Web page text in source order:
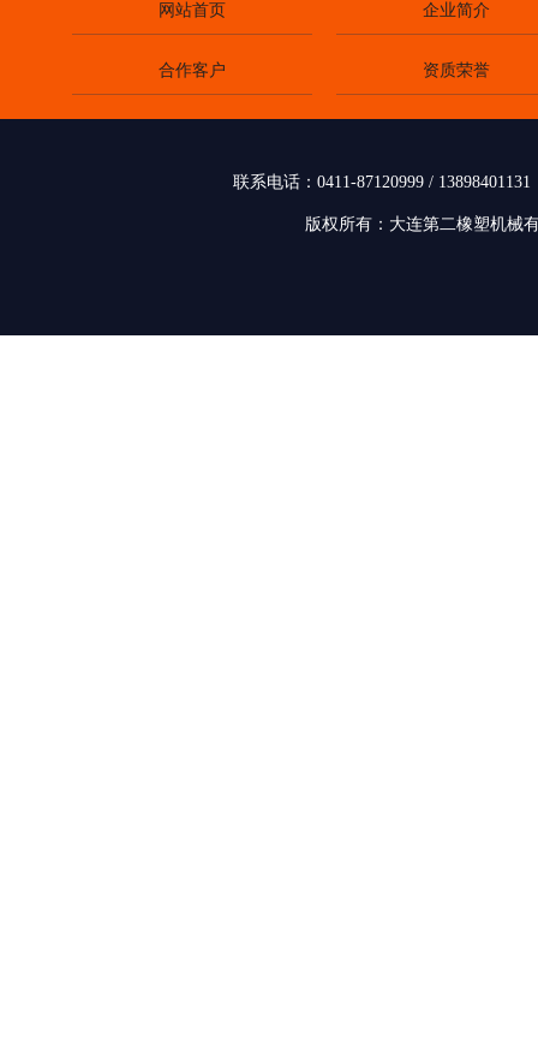
网站首页 企业简介
合作客户 资质荣誉
联系电话：0411-87120999 /
版权所有：大连第二橡塑机械